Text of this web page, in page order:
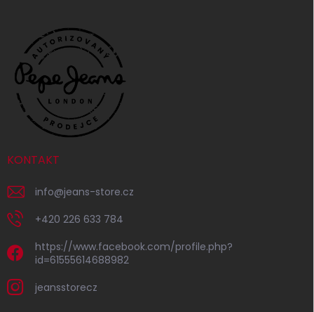
KONTAKT
info@jeans-store.cz
+420 226 633 784
https://www.facebook.com/profile.php?
id=61555614688982
jeansstorecz